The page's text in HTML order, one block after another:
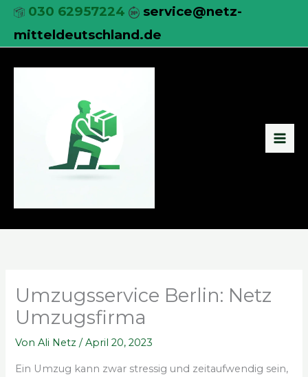
Zum
Inhalt
springen
030 62957224
service@netz-
mitteldeutschland.de
Umzugsservice Berlin: Netz
Umzugsfirma
VonAli Netz/April 20, 2023
Ein Umzug kann zwar stressig und zeitaufwendig sein,